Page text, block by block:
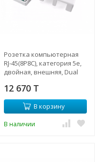
Розетка компьютерная
RJ-45(8P8C), категория 5e,
двойная, внешняя, Dual
12 670 T
В корзину
В наличии